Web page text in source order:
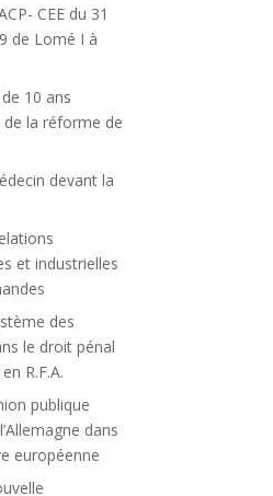
CEE du 31
de Lomé I à
de 10 ans
de la réforme de
devant la
et industrielles
des
le droit pénal
R.F.A.
publique
dans
européenne